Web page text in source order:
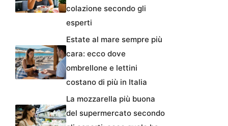
colazione secondo gli
esperti
Estate al mare sempre più
cara: ecco dove
ombrellone e lettini
costano di più in Italia
La mozzarella più buona
del supermercato secondo